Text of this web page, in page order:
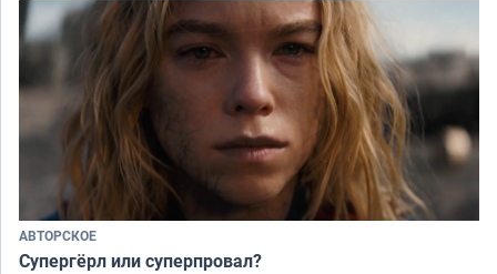
АВТОРСКОЕ
Супергёрл или суперпровал?